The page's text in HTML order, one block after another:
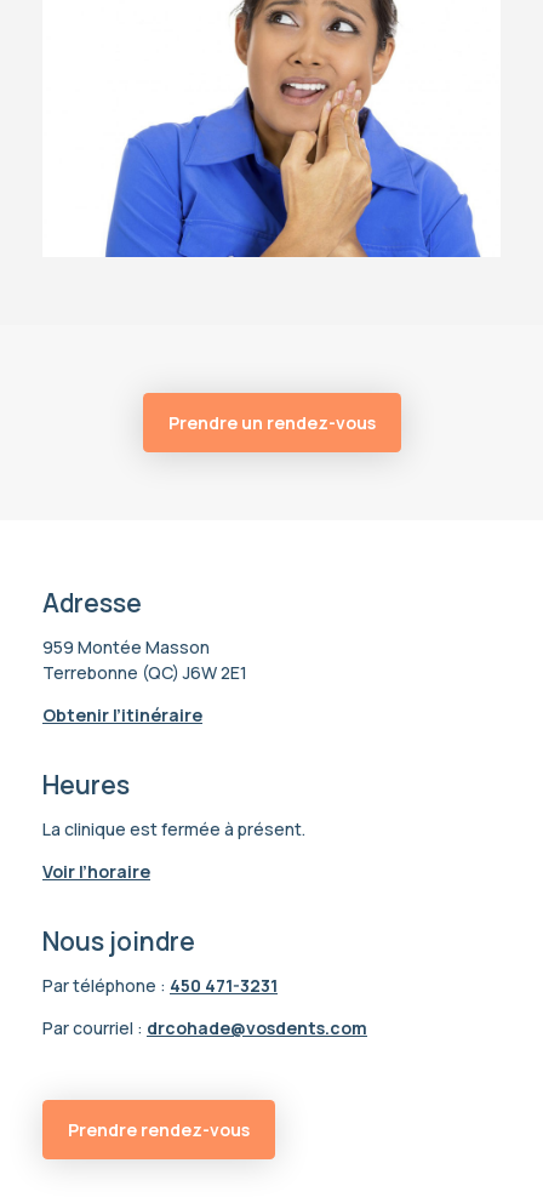
Prendre un rendez-vous
Adresse
959 Montée Masson
Terrebonne (QC) J6W 2E1
Obtenir l’itinéraire
Heures
La clinique est fermée à présent.
Voir l’horaire
Nous joindre
Par téléphone : 450 471-3231
Par courriel : drcohade@vosdents.com
Prendre rendez-vous